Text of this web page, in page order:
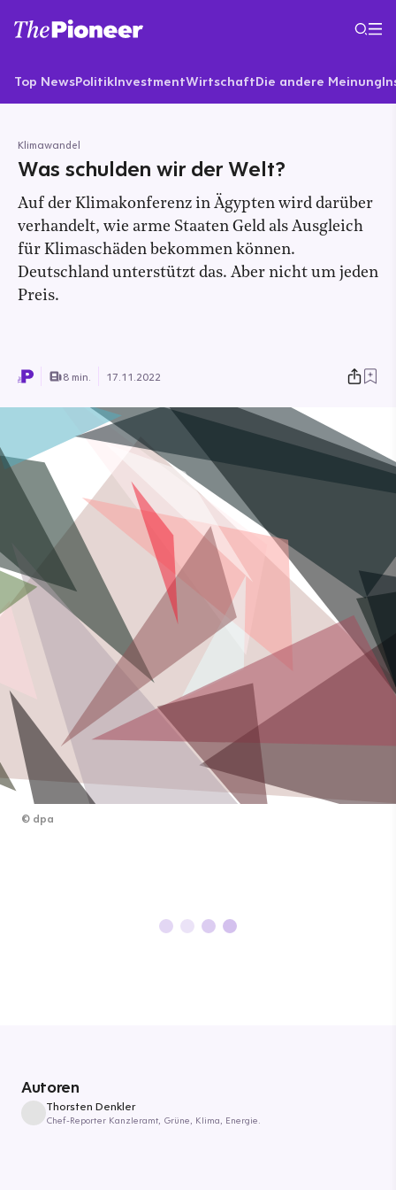
Top NewsPolitikInvestmentWirtschaftDie andere Meinung
Klimawandel
Was schulden wir der Welt?
Auf der Klimakonferenz in Ägypten wird darüber
verhandelt, wie arme Staaten Geld als Ausgleich
für Klimaschäden bekommen können.
Deutschland unterstützt das. Aber nicht um jeden
Preis.
8 min. 17.11.2022
© dpa
Autoren
Thorsten Denkler
Chef-Reporter Kanzleramt, Grüne, Klima, Energie.